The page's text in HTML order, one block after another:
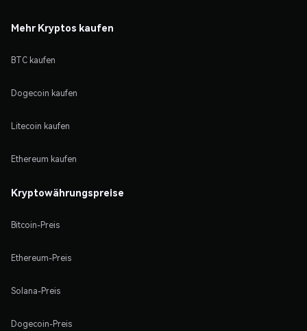
Mehr Kryptos kaufen
BTC kaufen
Dogecoin kaufen
Litecoin kaufen
Ethereum kaufen
Kryptowährungspreise
Bitcoin-Preis
Ethereum-Preis
Solana-Preis
Dogecoin-Preis